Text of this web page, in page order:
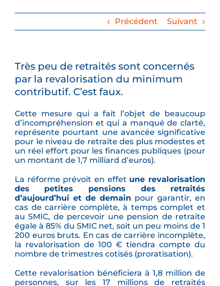
Précédent Suivant
Très peu de retraités sont concernés
par la revalorisation du minimum
contributif. C’est faux.
Cette mesure qui a fait l’objet de beaucoup
d’incompréhension et qui a manqué de clarté,
représente pourtant une avancée significative
pour le niveau de retraite des plus modestes et
un réel effort pour les finances publiques (pour
un montant de 1,7 milliard d’euros).
La réforme prévoit en effet une revalorisation
des petites pensions des retraités
d’aujourd’hui et de demain pour garantir, en
cas de carrière complète, à temps complet et
au SMIC, de percevoir une pension de retraite
égale à 85% du SMIC net, soit un peu moins de 1
200 euros bruts. En cas de carrière incomplète,
la revalorisation de 100 € tiendra compte du
nombre de trimestres cotisés (proratisation).
Cette revalorisation bénéficiera à 1,8 million de
personnes, sur les 17 millions de retraités